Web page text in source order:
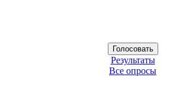
Результаты
Все опросы